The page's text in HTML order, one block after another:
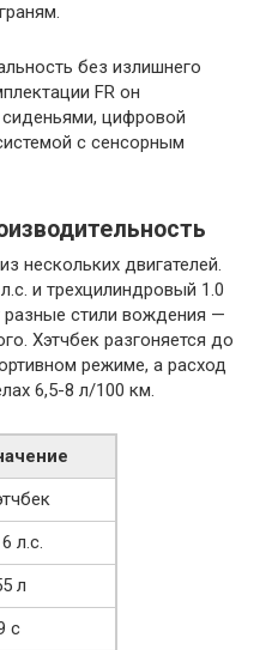
без излишнего
FR он
цифровой
с сенсорным
нескольких двигателей.
и трехцилиндровый 1.0
разные стили вождения —
Хэтчбек разгоняется до
режиме, а расход
6,5-8 л/100 км.
л.с.
л
с